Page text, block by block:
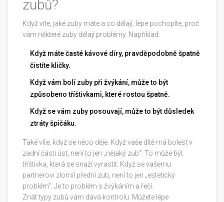
zubů?
Když víte, jaké zuby máte a co dělají, lépe pochopíte, proč
vám některé zuby dělají problémy. Například:
Když máte časté kávové díry, pravděpodobně špatně
čistíte kličky.
Když vám bolí zuby při žvýkání, může to být
způsobeno tříštivkami, které rostou špatně.
Když se vám zuby posouvají, může to být důsledek
ztráty špičáku.
Také víte, když se něco děje. Když vaše dítě má bolest v
zadní části úst, není to jen „nějaký zub“. To může být
tříštivka, která se snaží vyrastit. Když se vašemu
partnerovi zlomil přední zub, není to jen „estetický
problém“. Je to problém s žvýkáním a řečí.
Znát typy zubů vám dává kontrolu. Můžete lépe